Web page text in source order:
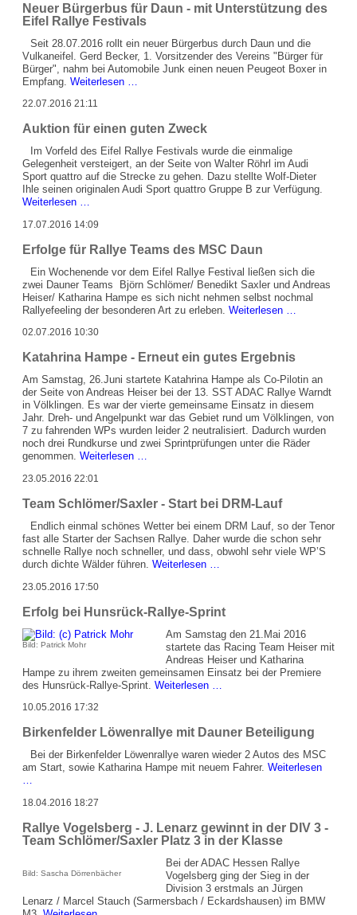
Neuer Bürgerbus für Daun - mit Unterstützung des
Eifel Rallye Festivals
Seit 28.07.2016 rollt ein neuer Bürgerbus durch Daun und die
Vulkaneifel. Gerd Becker, 1. Vorsitzender des Vereins "Bürger für
Bürger", nahm bei Automobile Junk einen neuen Peugeot Boxer in
Empfang. Weiterlesen …
-
mit
Unterstützung
des
Eifel
Rallye
22.07.2016 21:11
Auktion für einen guten Zweck
Im Vorfeld des Eifel Rallye Festivals wurde die einmalige
Gelegenheit versteigert, an der Seite von Walter Röhrl im Audi
Sport quattro auf die Strecke zu gehen. Dazu stellte Wolf-Dieter
Ihle seinen originalen Audi Sport quattro Gruppe B zur Verfügung.
Weiterlesen …
einen
Zweck
17.07.2016 14:09
Erfolge für Rallye Teams des MSC Daun
Ein Wochenende vor dem Eifel Rallye Festival ließen sich die
zwei Dauner Teams Björn Schlömer/ Benedikt Saxler und Andreas
Heiser/ Katharina Hampe es sich nicht nehmen selbst nochmal
Rallyefeeling der besonderen Art zu erleben. Weiterlesen …
MSC
Daun
02.07.2016 10:30
Katahrina Hampe - Erneut ein gutes Ergebnis
Am Samstag, 26.Juni startete Katahrina Hampe als Co-Pilotin an
der Seite von Andreas Heiser bei der 13. SST ADAC Rallye Warndt
in Völklingen. Es war der vierte gemeinsame Einsatz in diesem
Jahr. Dreh- und Angelpunkt war das Gebiet rund um Völklingen, von
7 zu fahrenden WPs wurden leider 2 neutralisiert. Dadurch wurden
noch drei Rundkurse und zwei Sprintprüfungen unter die Räder
genommen. Weiterlesen …
ein
gutes
Ergebnis
23.05.2016 22:01
Team Schlömer/Saxler - Start bei DRM-Lauf
Endlich einmal schönes Wetter bei einem DRM Lauf, so der Tenor
fast alle Starter der Sachsen Rallye. Daher wurde die schon sehr
schnelle Rallye noch schneller, und dass, obwohl sehr viele WP’S
durch dichte Wälder führen. Weiterlesen …
bei
DRM-
Lauf
23.05.2016 17:50
Erfolg bei Hunsrück-Rallye-Sprint
Bild: Patrick Mohr
Am Samstag den 21.Mai 2016
startete das Racing Team Heiser mit
Andreas Heiser und Katharina
Hampe zu ihrem zweiten gemeinsamen Einsatz bei der Premiere
des Hunsrück-Rallye-Sprint. Weiterlesen …
Sprint
10.05.2016 17:32
Birkenfelder Löwenrallye mit Dauner Beteiligung
Bei der Birkenfelder Löwenrallye waren wieder 2 Autos des MSC
am Start, sowie Katharina Hampe mit neuem Fahrer. Weiterlesen
…
mit
Beteiligung
18.04.2016 18:27
Rallye Vogelsberg - J. Lenarz gewinnt in der DIV 3 -
Team Schlömer/Saxler Platz 3 in der Klasse
Bild: Sascha Dörrenbächer
Bei der ADAC Hessen Rallye
Vogelsberg ging der Sieg in der
Division 3 erstmals an Jürgen
Lenarz / Marcel Stauch (Sarmersbach / Eckardshausen) im BMW